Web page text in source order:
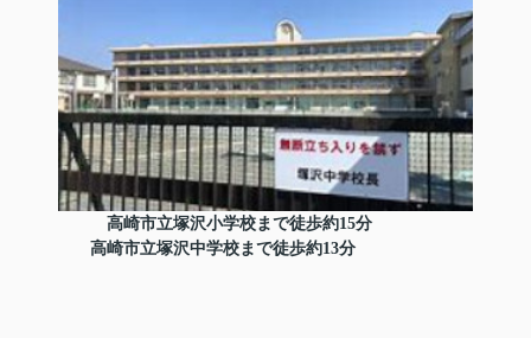
高崎市立塚沢小学校まで徒歩約15分
高崎市立塚沢中学校まで徒歩約13分